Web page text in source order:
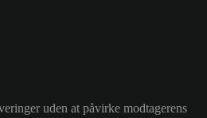
uden at påvirke modtagerens